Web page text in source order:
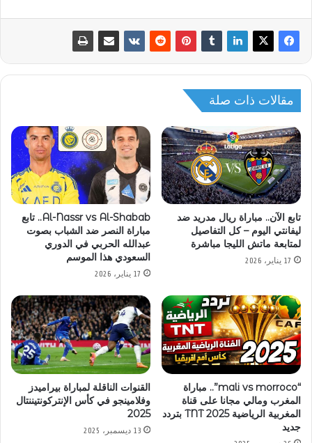
مقالات ذات صلة
تابع الآن.. مباراة ريال مدريد ضد
ليفانتي اليوم – كل التفاصيل
لمتابعة ماتش الليجا مباشرة
17 يناير، 2026
Al-Nassr vs Al-Shabab.. تابع
مباراة النصر ضد الشباب بصوت
عبدالله الحربي في الدوري
السعودي هذا الموسم
17 يناير، 2026
“mali vs morroco”.. مباراة
المغرب ومالي مجانا على قناة
المغربية الرياضية TNT 2025 بتردد
جديد
القنوات الناقلة لمباراة بيراميدز
وفلامينجو في كأس الإنتركونتيننتال
2025
13 ديسمبر، 2025